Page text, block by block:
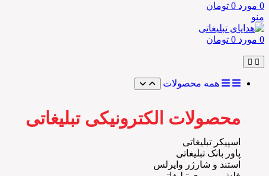
0 مورد 0 تومان
منو
0 مورد 0 تومان
همه محصولات
محصولات الکترونیکی تبلیغاتی
اسپیکر تبلیغاتی
پاور بانک تبلیغاتی
استند و شارژر وایرلس